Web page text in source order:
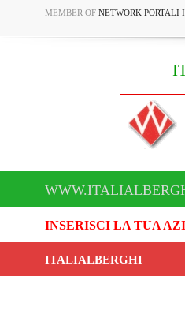
MEMBER OF NETWORK PORTALI
INSERISCI LA TUA
ITALIALBERGHI